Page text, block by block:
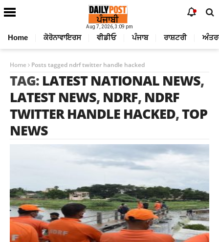
Aug 7, 2026, 3:09 pm
Home ਕੋਰੋਨਾਵਾਇਰਸ ਵੀਡੀਓ ਪੰਜਾਬ ਰਾਸ਼ਟਰੀ
Home Posts tagged ndrf twitter handle hacked
TAG: LATEST NATIONAL NEWS,
LATEST NEWS, NDRF, NDRF
TWITTER HANDLE HACKED,TOP
NEWS